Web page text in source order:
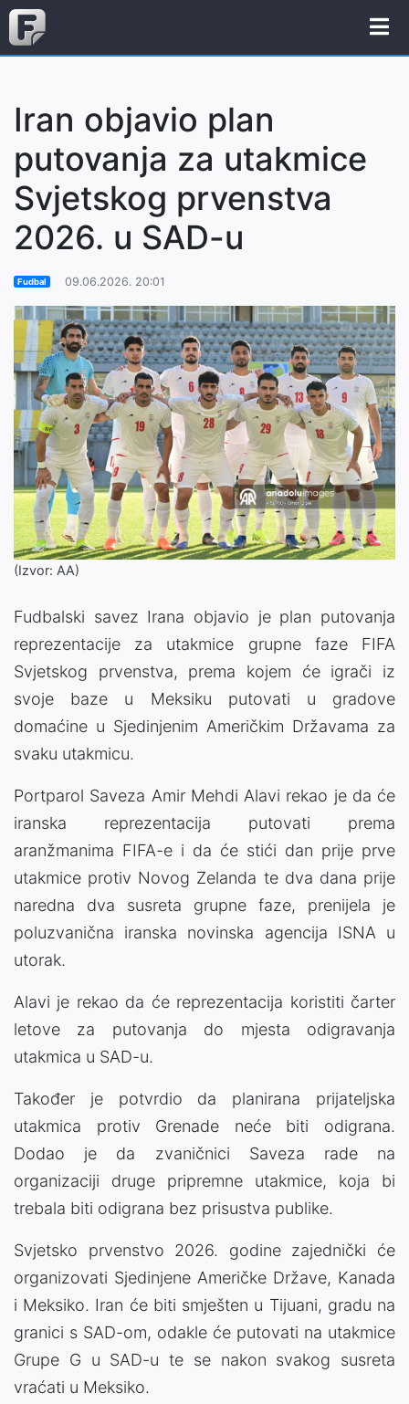
Iran objavio plan
putovanja za utakmice
Svjetskog prvenstva
2026. u SAD-u
Fudbal 09.06.2026. 20:01
(Izvor: AA)
Fudbalski savez Irana objavio je plan putovanja
reprezentacije za utakmice grupne faze FIFA
Svjetskog prvenstva, prema kojem će igrači iz
svoje baze u Meksiku putovati u gradove
domaćine u Sjedinjenim Američkim Državama za
svaku utakmicu.
Portparol Saveza Amir Mehdi Alavi rekao je da će
iranska reprezentacija putovati prema
aranžmanima FIFA-e i da će stići dan prije prve
utakmice protiv Novog Zelanda te dva dana prije
naredna dva susreta grupne faze, prenijela je
poluzvanična iranska novinska agencija ISNA u
utorak.
Alavi je rekao da će reprezentacija koristiti čarter
letove za putovanja do mjesta odigravanja
utakmica u SAD-u.
Također je potvrdio da planirana prijateljska
utakmica protiv Grenade neće biti odigrana.
Dodao je da zvaničnici Saveza rade na
organizaciji druge pripremne utakmice, koja bi
trebala biti odigrana bez prisustva publike.
Svjetsko prvenstvo 2026. godine zajednički će
organizovati Sjedinjene Američke Države, Kanada
i Meksiko. Iran će biti smješten u Tijuani, gradu na
granici s SAD-om, odakle će putovati na utakmice
Grupe G u SAD-u te se nakon svakog susreta
vraćati u Meksiko.